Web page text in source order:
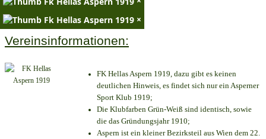
×
Vereinsinformationen:
FK Hellas Aspern 1919, dazu gibt es keinen
deutlichen Hinweis, es findet sich nur ein Asperner
Sport Klub 1919;
Die Klubfarben Grün-Weiß sind identisch, sowie
die das Gründungsjahr 1910;
Aspern ist ein kleiner Bezirksteil aus Wien dem 22.